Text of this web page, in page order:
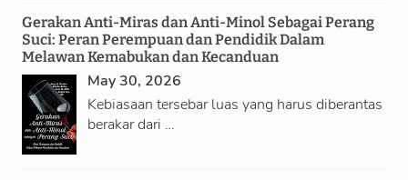
Gerakan Anti-Miras dan Anti-Minol Sebagai Perang
Suci: Peran Perempuan dan Pendidik Dalam
Melawan Kemabukan dan Kecanduan
May 30, 2026
Kebiasaan tersebar luas yang harus diberantas
berakar dari …